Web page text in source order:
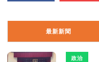
最新新聞
政治